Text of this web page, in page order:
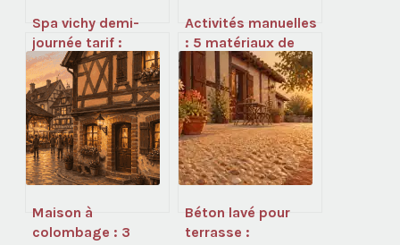
Spa vichy demi-
journée tarif :
comment choisir
l’offre qui vous
convient
Activités manuelles
: 5 matériaux de
récupération et 3
méthodes pour
booster la
créativité des
enfants
Maison à
colombage : 3
Béton lavé pour
terrasse :